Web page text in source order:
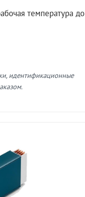
температура до
идентификационные